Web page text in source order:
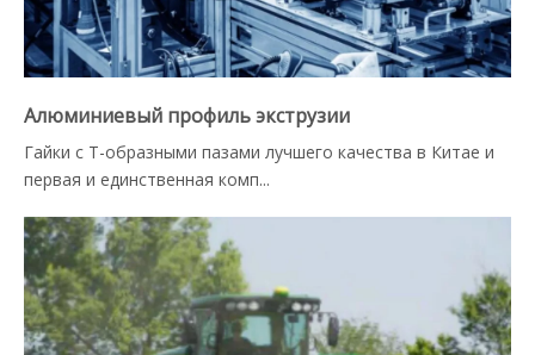
Алюминиевый профиль экструзии
Гайки с Т-образными пазами лучшего качества в Китае и
первая и единственная комп...